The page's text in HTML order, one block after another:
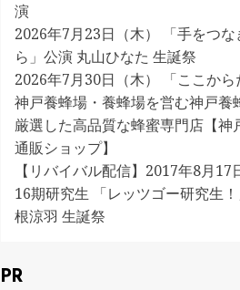
演
2026年7月23日（木） 「手をつな
ら」公演 丸山ひなた 生誕祭
2026年7月30日（木） 「ここから
神戸養蜂場・養蜂場を営む神戸養
厳選した高品質な蜂蜜専門店【神
通販ショップ】
【リバイバル配信】2017年8月17
16期研究生 「レッツゴー研究生
根涼羽 生誕祭
PR